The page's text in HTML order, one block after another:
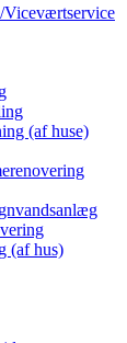
Viceværtservice
(af huse)
(af hus)